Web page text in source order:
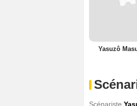
Yasuzô
Scénariste